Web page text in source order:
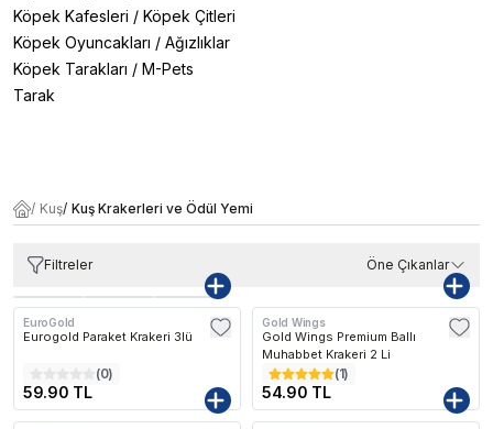
Köpek Kafesleri / Köpek Çitleri
Köpek Oyuncakları / Ağızlıklar
Köpek Tarakları / M-Pets
Tarak
/ Kuş/ Kuş Krakerleri ve Ödül Yemi
Filtreler Öne Çıkanlar
EuroGold
Eurogold Paraket Krakeri 3lü
(0)
59.90 TL
Gold Wings
Gold Wings Premium Ballı
Muhabbet Krakeri 2 Li
(1)
54.90 TL